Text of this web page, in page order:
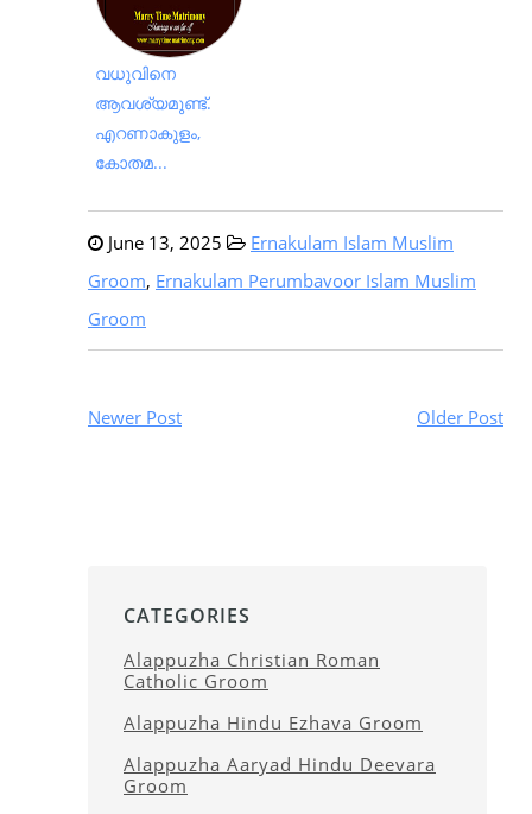
വധുവിനെ
ആവശ്യമുണ്ട്.
എറണാകുളം,
കോതമ...
June 13, 2025
Ernakulam Islam Muslim
Groom, Ernakulam Perumbavoor Islam Muslim
Groom
Newer Post Older Post
CATEGORIES
Alappuzha Christian Roman
Catholic Groom
Alappuzha Hindu Ezhava Groom
Alappuzha Aaryad Hindu Deevara
Groom